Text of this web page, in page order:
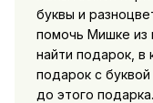
буквы и
помочь Мишке из
найти подарок,
подарок с
до этого